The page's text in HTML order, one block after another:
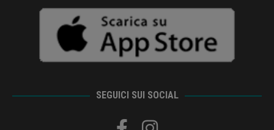
SEGUICI SUI SOCIAL